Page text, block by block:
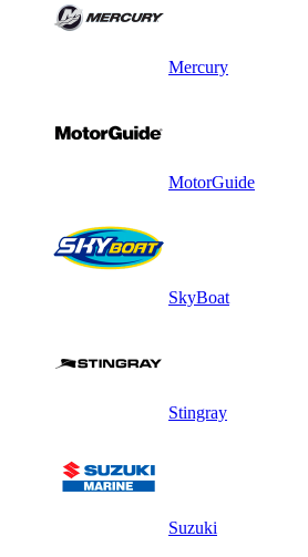
Mercury
MotorGuide
SkyBoat
Stingray
Suzuki